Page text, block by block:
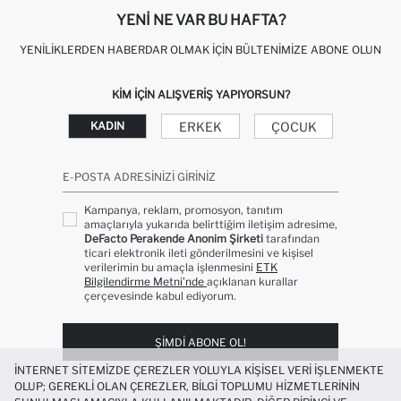
YENI NE VAR BU HAFTA?
YENILIKLERDEN HABERDAR OLMAK İÇIN BÜLTENIMIZE ABONE OLUN
KIM IÇIN ALIŞVERIŞ YAPIYORSUN?
KADIN ERKEK ÇOCUK
E-POSTA ADRESINIZI GIRINIZ
Kampanya, reklam, promosyon, tanıtım
amaçlarıyla yukarıda belirttiğim iletişim adresime,
DeFacto Perakende Anonim Şirketi tarafından
ticari elektronik ileti gönderilmesini ve kişisel
verilerimin bu amaçla işlenmesini ETK
Bilgilendirme Metni’nde açıklanan kurallar
çerçevesinde kabul ediyorum.
ŞIMDI ABONE OL!
İNTERNET SITEMIZDE ÇEREZLER YOLUYLA KIŞISEL VERI IŞLENMEKTE
OLUP; GEREKLI OLAN ÇEREZLER, BILGI TOPLUMU HIZMETLERININ